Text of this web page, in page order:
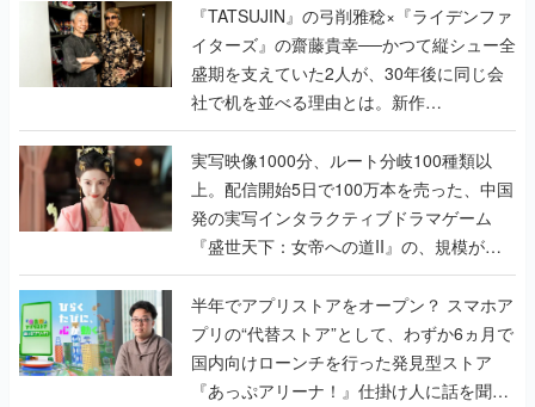
く
『TATSUJIN』の弓削雅稔×『ライデンファ
イターズ』の齋藤貴幸──かつて縦シュー全
盛期を支えていた2人が、30年後に同じ会
社で机を並べる理由とは。新作
『TATSUJIN EXTREME』で初タッグを組
んだレジェンド2人に訊く開発秘話
実写映像1000分、ルート分岐100種類以
上。配信開始5日で100万本を売った、中国
発の実写インタラクティブドラマゲーム
『盛世天下：女帝への道II』の、規模が違
うこだわりをプロデューサーに聞いた
半年でアプリストアをオープン？ スマホア
プリの“代替ストア”として、わずか6ヵ月で
国内向けローンチを行った発見型ストア
『あっぷアリーナ！』仕掛け人に話を聞い